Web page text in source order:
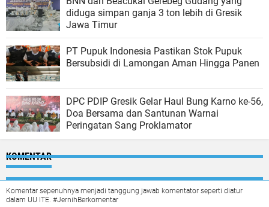
diduga simpan ganja 3 ton lebih di Gresik
Jawa Timur
PT Pupuk Indonesia Pastikan Stok Pupuk
Bersubsidi di Lamongan Aman Hingga Panen
DPC PDIP Gresik Gelar Haul Bung Karno ke-56,
Doa Bersama dan Santunan Warnai
Peringatan Sang Proklamator
KOMENTAR
Komentar sepenuhnya menjadi tanggung jawab komentator seperti diatur
dalam UU ITE. #JernihBerkomentar